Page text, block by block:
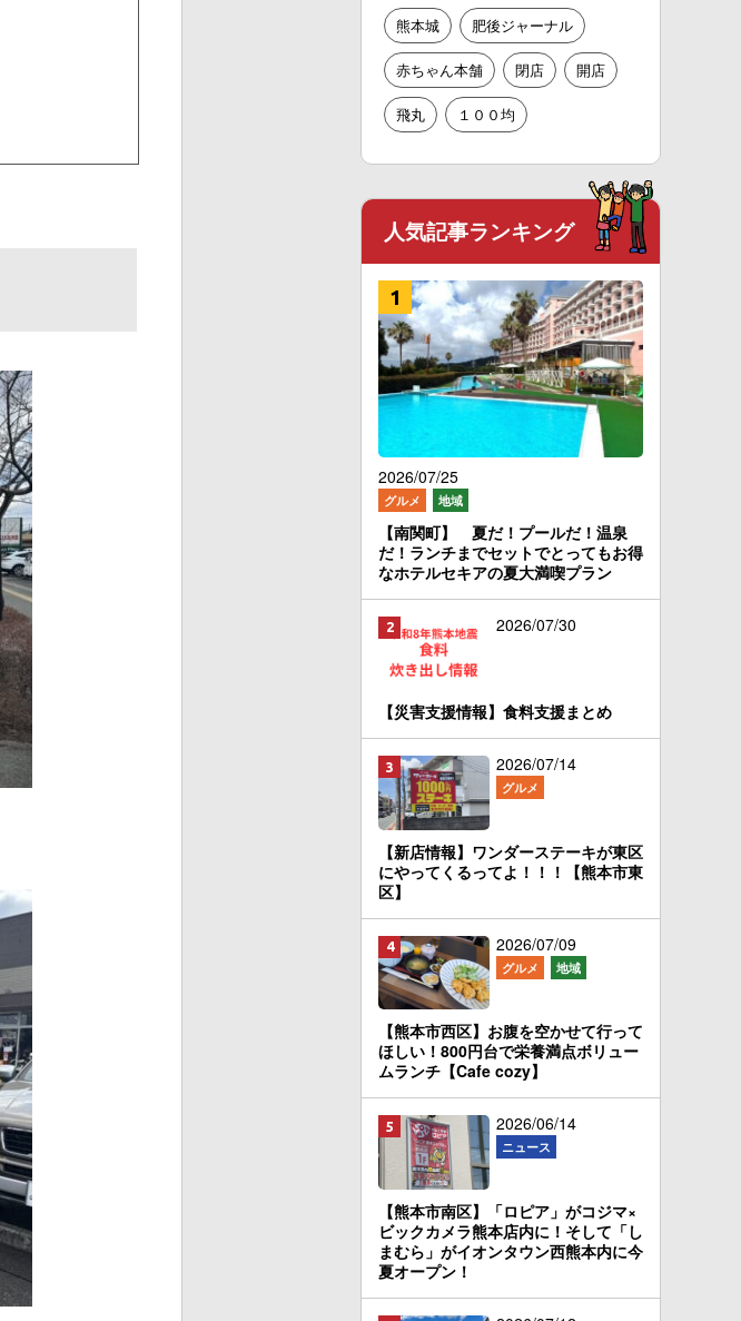
熊本城 肥後ジャーナル
赤ちゃん本舗 閉店 開店
飛丸 １００均
人気記事ランキング
2026/07/25
グルメ 地域
【南関町】 夏だ！プールだ！温泉
だ！ランチまでセットでとってもお得
なホテルセキアの夏大満喫プラン
2026/07/30
【災害支援情報】食料支援まとめ
2026/07/14
グルメ
【新店情報】ワンダーステーキが東区
にやってくるってよ！！！【熊本市東
区】
2026/07/09
グルメ 地域
【熊本市西区】お腹を空かせて行って
ほしい！800円台で栄養満点ボリュー
ムランチ【Cafe cozy】
2026/06/14
ニュース
【熊本市南区】「ロピア」がコジマ×
ビックカメラ熊本店内に！そして「し
まむら」がイオンタウン西熊本内に今
夏オープン！